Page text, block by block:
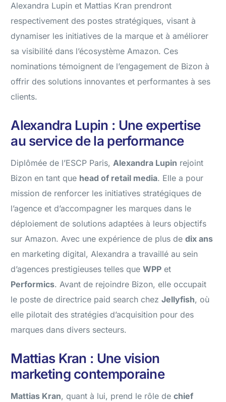
Alexandra Lupin et Mattias Kran prendront
respectivement des postes stratégiques, visant à
dynamiser les initiatives de la marque et à améliorer
sa visibilité dans l’écosystème Amazon. Ces
nominations témoignent de l’engagement de Bizon à
offrir des solutions innovantes et performantes à ses
clients.
Alexandra Lupin : Une expertise
au service de la performance
Diplômée de l’ESCP Paris,Alexandra Lupin rejoint
Bizon en tant que head of retail media. Elle a pour
mission de renforcer les initiatives stratégiques de
l’agence et d’accompagner les marques dans le
déploiement de solutions adaptées à leurs objectifs
sur Amazon. Avec une expérience de plus dedix ans
en marketing digital, Alexandra a travaillé au sein
d’agences prestigieuses telles queWPP et
Performics. Avant de rejoindre Bizon, elle occupait
le poste de directrice paid search chezJellyfish, où
elle pilotait des stratégies d’acquisition pour des
marques dans divers secteurs.
Mattias Kran : Une vision
marketing contemporaine
Mattias Kran, quant à lui, prend le rôle dechief